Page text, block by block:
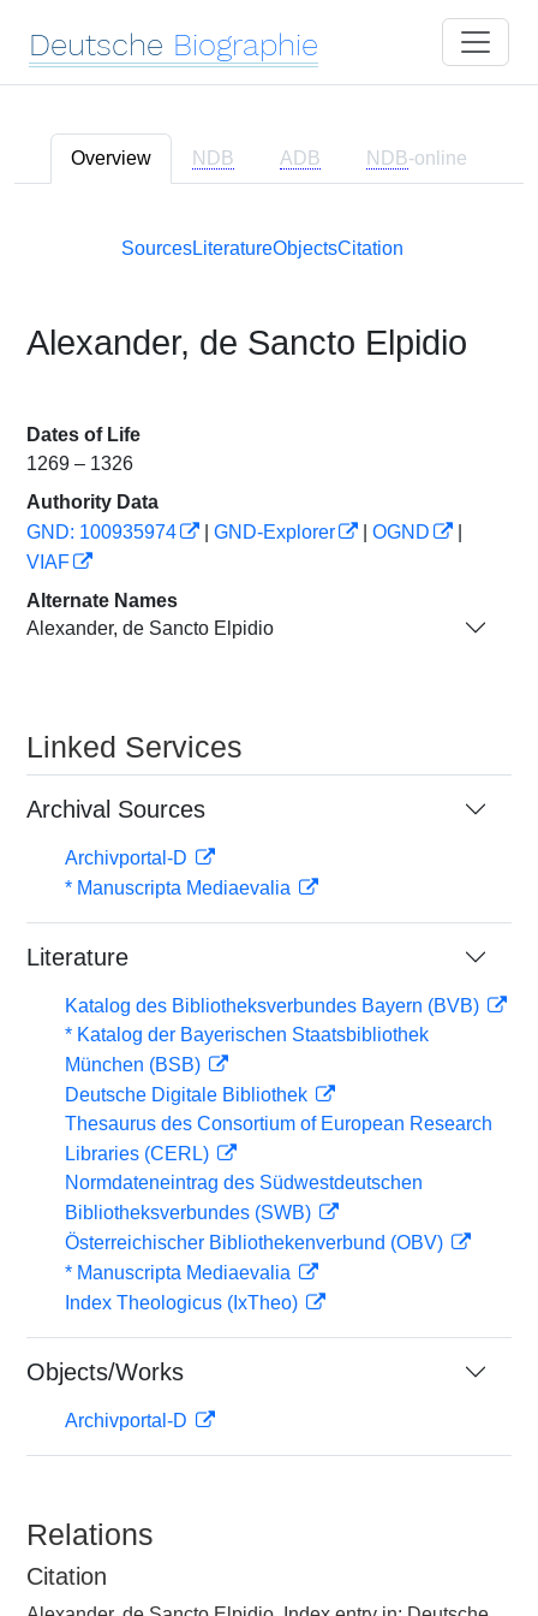
Deutsche Biographie
Overview NDB ADB NDB-online
SourcesLiteratureObjectsCitation
Alexander, de Sancto Elpidio
Dates of Life
1269 – 1326
Authority Data
GND: 100935974
GND-Explorer OGND
VIAF
Alternate Names
Alexander, de Sancto Elpidio
Linked Services
Archival Sources
Archivportal-D
* Manuscripta Mediaevalia
Literature
Katalog des Bibliotheksverbundes Bayern (BVB)
* Katalog der Bayerischen Staatsbibliothek
München (BSB)
Deutsche Digitale Bibliothek
Thesaurus des Consortium of European Research
Libraries (CERL)
Normdateneintrag des Südwestdeutschen
Bibliotheksverbundes (SWB)
Österreichischer Bibliothekenverbund (OBV)
* Manuscripta Mediaevalia
Index Theologicus (IxTheo)
Objects/Works
Archivportal-D
Relations
Citation